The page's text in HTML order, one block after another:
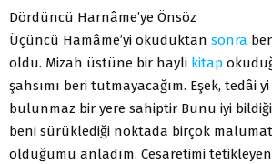
Dördüncü Harnâme’ye Önsöz
Üçüncü Hamâme’yi okuduktan sonra
oldu. Mizah üstüne bir hayli kitap
şahsımı beri tutmayacağım. Eşek, tedâi
bulunmaz bir yere sahiptir Bunu iyi
beni sürüklediği noktada birçok
olduğumu anladım. Cesaretimi